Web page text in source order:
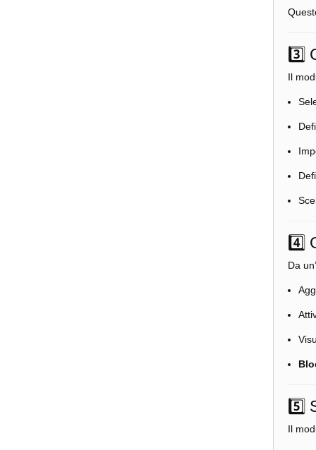
3️⃣
Il
4️⃣
Da
5️⃣
Il